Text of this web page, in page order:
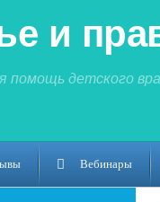
и
помощь детского
Вебинары